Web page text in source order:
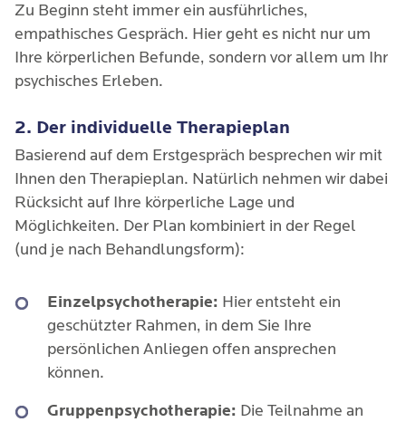
Zu Beginn steht immer ein ausführliches,
empathisches Gespräch. Hier geht es nicht nur um
Ihre körperlichen Befunde, sondern vor allem um Ihr
psychisches Erleben.
2. Der individuelle Therapieplan
Basierend auf dem Erstgespräch besprechen wir mit
Ihnen den Therapieplan. Natürlich nehmen wir dabei
Rücksicht auf Ihre körperliche Lage und
Möglichkeiten. Der Plan kombiniert in der Regel
(und je nach Behandlungsform):
Einzelpsychotherapie: Hier entsteht ein
geschützter Rahmen, in dem Sie Ihre
persönlichen Anliegen offen ansprechen
können.
Gruppenpsychotherapie: Die Teilnahme an